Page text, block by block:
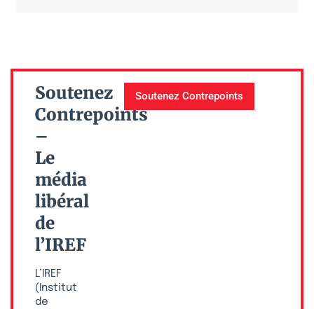
Soutenez
Contrepoints
–
Le
média
libéral
de
l’IREF
L’IREF
(Institut
de
Soutenez Contrepoints